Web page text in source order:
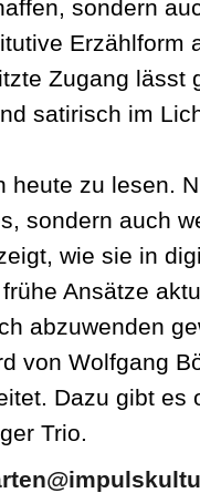
sondern
Erzählform
Zugang lässt
satirisch im
heute zu lesen.
sondern auch
wie sie in
Ansätze
abzuwenden
von Wolfgang
Dazu gibt es
Trio.